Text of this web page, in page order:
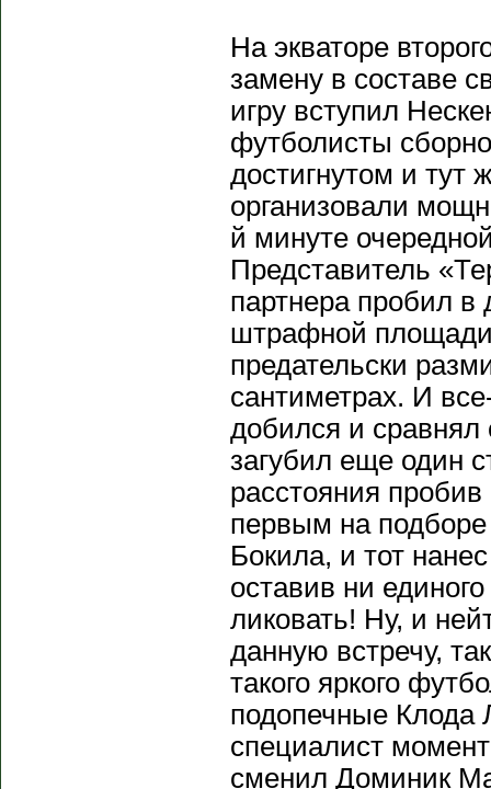
На экваторе
замену в составе
игру вступил
футболисты
достигнутом и тут
организовали
й минуте
Представитель
партнера пробил в
штрафной
предательски
сантиметрах. И
добился и
загубил еще один
расстояния
первым на
Бокила, и тот
оставив ни
ликовать! Ну, и
данную встречу,
такого яркого
подопечные Клода
специалист
сменил Доминик